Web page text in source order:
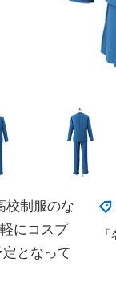
校制服のな
にコスプ
となって